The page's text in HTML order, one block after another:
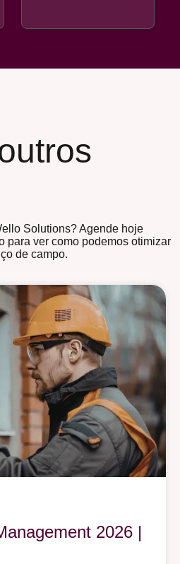
Solutions? Agende hoje
para ver como podemos otimizar
de campo.
2026 |